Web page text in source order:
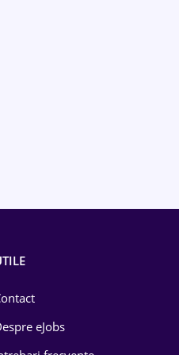
eJobs